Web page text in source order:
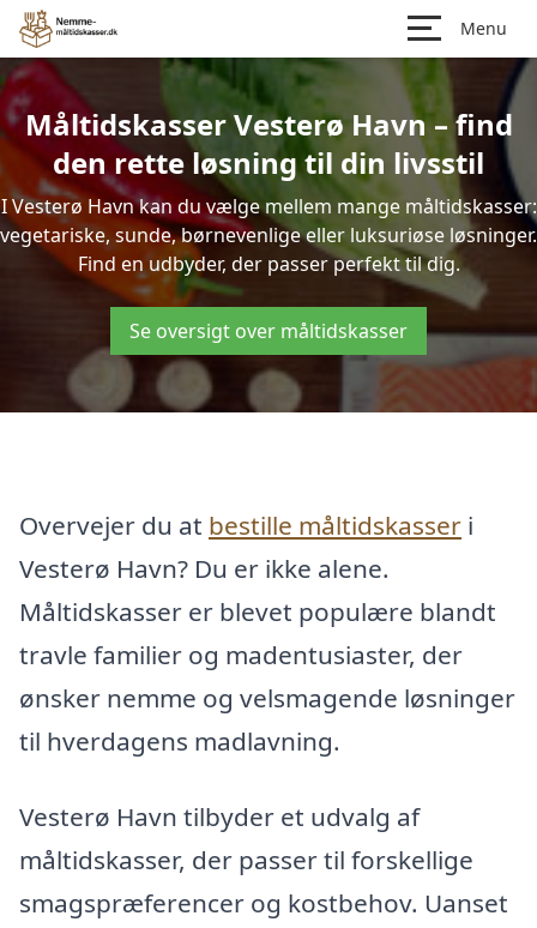
Menu
Måltidskasser Vesterø Havn – find
den rette løsning til din livsstil
I Vesterø Havn kan du vælge mellem mange måltidskasser:
vegetariske, sunde, børnevenlige eller luksuriøse løsninger.
Find en udbyder, der passer perfekt til dig.
Se oversigt over måltidskasser
Overvejer du at bestille måltidskasser i
Vesterø Havn? Du er ikke alene.
Måltidskasser er blevet populære blandt
travle familier og madentusiaster, der
ønsker nemme og velsmagende løsninger
til hverdagens madlavning.
Vesterø Havn tilbyder et udvalg af
måltidskasser, der passer til forskellige
smagspræferencer og kostbehov. Uanset